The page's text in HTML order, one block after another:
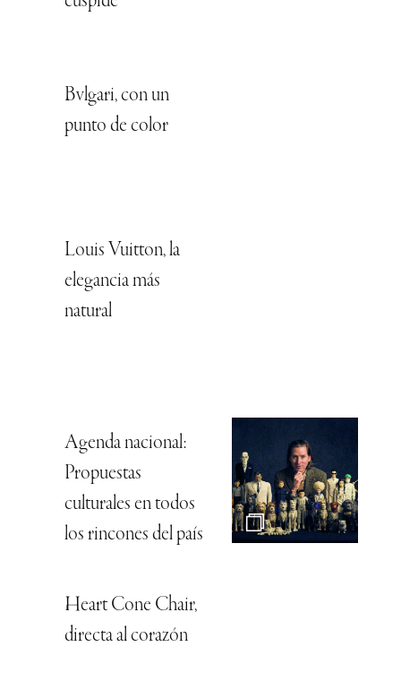
Bvlgari, con un
punto de color
Louis Vuitton, la
elegancia más
natural
Agenda nacional:
Propuestas
culturales en todos
los rincones del país
Heart Cone Chair,
directa al corazón